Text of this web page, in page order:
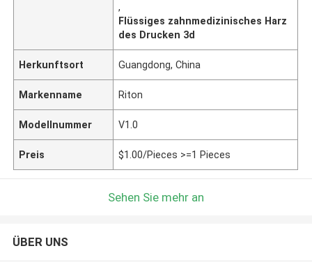
,
Flüssiges zahnmedizinisches Harz
des Drucken 3d
Herkunftsort Guangdong, China
Markenname Riton
Modellnummer V1.0
Preis $1.00/Pieces >=1 Pieces
Sehen Sie mehr an
ÜBER UNS